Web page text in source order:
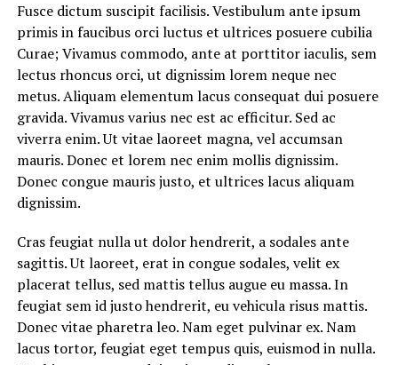
Fusce dictum suscipit facilisis. Vestibulum ante ipsum
primis in faucibus orci luctus et ultrices posuere cubilia
Curae; Vivamus commodo, ante at porttitor iaculis, sem
lectus rhoncus orci, ut dignissim lorem neque nec
metus. Aliquam elementum lacus consequat dui posuere
gravida. Vivamus varius nec est ac efficitur. Sed ac
viverra enim. Ut vitae laoreet magna, vel accumsan
mauris. Donec et lorem nec enim mollis dignissim.
Donec congue mauris justo, et ultrices lacus aliquam
dignissim.
Cras feugiat nulla ut dolor hendrerit, a sodales ante
sagittis. Ut laoreet, erat in congue sodales, velit ex
placerat tellus, sed mattis tellus augue eu massa. In
feugiat sem id justo hendrerit, eu vehicula risus mattis.
Donec vitae pharetra leo. Nam eget pulvinar ex. Nam
lacus tortor, feugiat eget tempus quis, euismod in nulla.